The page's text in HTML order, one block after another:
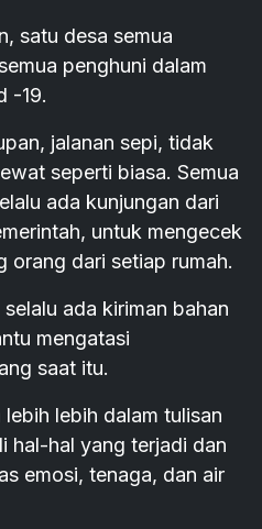
satu desa semua
penghuni dalam
-19.
jalanan sepi, tidak
seperti biasa. Semua
ada kunjungan dari
untuk mengecek
orang dari setiap rumah.
ada kiriman bahan
mengatasi
saat itu.
lebih dalam tulisan
hal-hal yang terjadi dan
emosi, tenaga, dan air